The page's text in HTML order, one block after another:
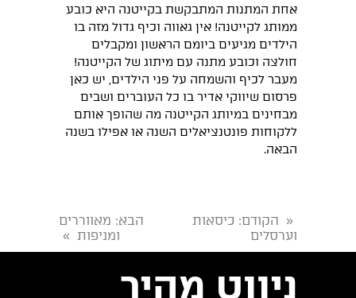
אחת המתנות המתבקשת בקייטנה היא כובע
ממותג לקייטנה! אין גאווה וכיף גדול מזה בו
הילדים מגיעים ביומם הראשון ומקבלים
חולצה וכובע מתנה עם מיתוג של הקייטנה!
מעבר לכיף והשמחה על פני הילדים, יש כאן
פרסום שיווקי אדיר בו כל העוברים ושבים
מבחינים במיותג הקייטנה מה שהופך אותם
ללקוחות פונטנציאלים השנה או אפילו בשנה
הבאה.
« הקודם: כיסאות
וערסלים
הבא: מאווררים
ומניפות »
ניווט מהיר